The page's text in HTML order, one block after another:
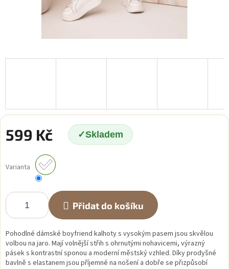
599 Kč Skladem
cena:
Varianta
Přidat do košíku
Pohodlné dámské boyfriend kalhoty s vysokým pasem jsou skvělou
volbou na jaro. Mají volnější střih s ohrnutými nohavicemi, výrazný
pásek s kontrastní sponou a moderní městský vzhled. Díky prodyšné
bavlně s elastanem jsou příjemné na nošení a dobře se přizpůsobí